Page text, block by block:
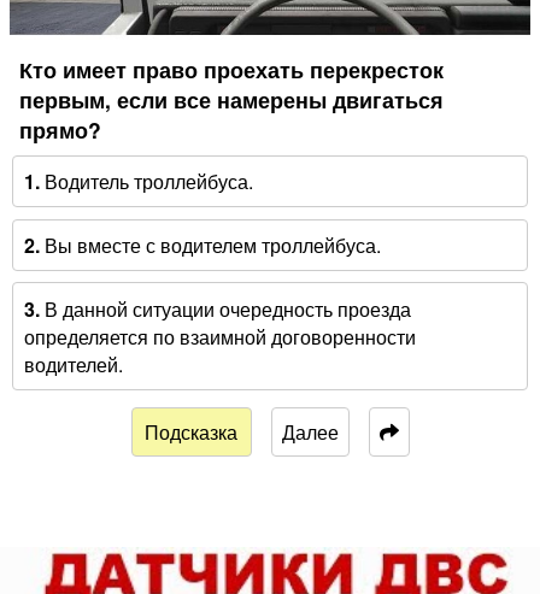
Кто имеет право проехать перекресток
первым, если все намерены двигаться
прямо?
1.Водитель троллейбуса.
2.Вы вместе с водителем троллейбуса.
3.В данной ситуации очередность проезда
определяется по взаимной договоренности
водителей.
Подсказка Далее